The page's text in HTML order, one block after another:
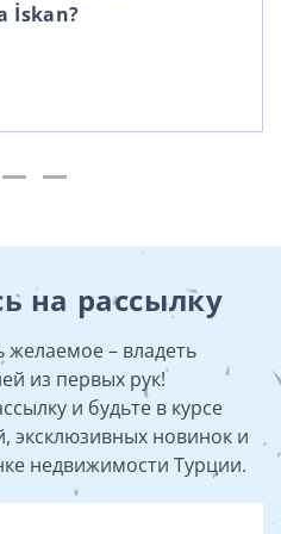
İskan?
на рассылку
– владеть
из первых рук!
и будьте в курсе
эксклюзивных новинок и
недвижимости Турции.